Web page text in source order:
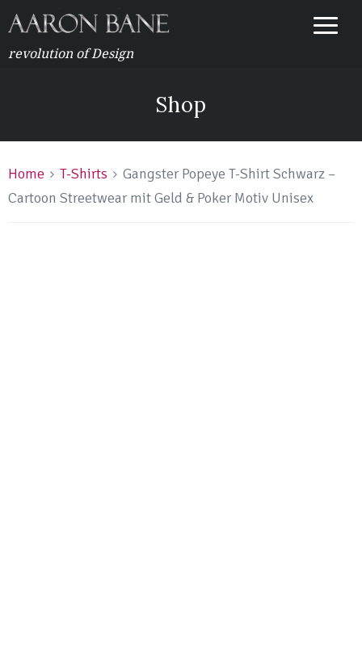
revolution of Design
Shop
Home T-Shirts
Gangster Popeye T-Shirt Schwarz –
Cartoon Streetwear mit Geld & Poker Motiv Unisex